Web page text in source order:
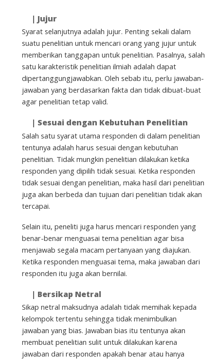
| Jujur
Syarat selanjutnya adalah jujur. Penting sekali dalam
suatu penelitian untuk mencari orang yang jujur untuk
memberikan tanggapan untuk penelitian. Pasalnya, salah
satu karakteristik penelitian ilmiah adalah dapat
dipertanggungjawabkan. Oleh sebab itu, perlu jawaban-
jawaban yang berdasarkan fakta dan tidak dibuat-buat
agar penelitian tetap valid.
| Sesuai dengan Kebutuhan Penelitian
Salah satu syarat utama responden di dalam penelitian
tentunya adalah harus sesuai dengan kebutuhan
penelitian. Tidak mungkin penelitian dilakukan ketika
responden yang dipilih tidak sesuai. Ketika responden
tidak sesuai dengan penelitian, maka hasil dari penelitian
juga akan berbeda dan tujuan dari penelitian tidak akan
tercapai.
Selain itu, peneliti juga harus mencari responden yang
benar-benar menguasai tema penelitian agar bisa
menjawab segala macam pertanyaan yang diajukan.
Ketika responden menguasai tema, maka jawaban dari
responden itu juga akan bernilai.
| Bersikap Netral
Sikap netral maksudnya adalah tidak memihak kepada
kelompok tertentu sehingga tidak menimbulkan
jawaban yang bias. Jawaban bias itu tentunya akan
membuat penelitian sulit untuk dilakukan karena
jawaban dari responden apakah benar atau hanya